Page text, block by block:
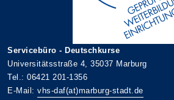
Servicebüro - Deutschkurse
Universitätsstraße 4, 35037 Marburg
Tel.: 06421 201-1356
E-Mail: vhs-daf(at)marburg-stadt.de